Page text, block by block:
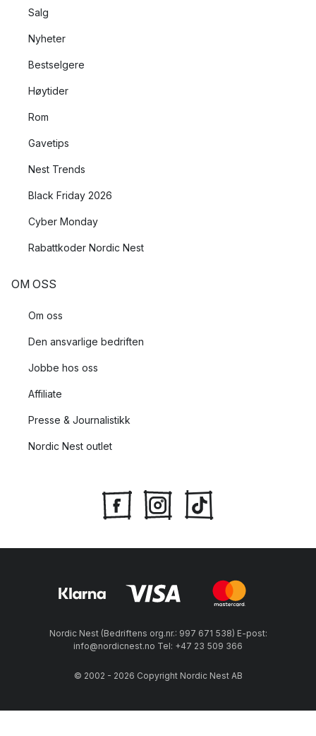
Salg
Nyheter
Bestselgere
Høytider
Rom
Gavetips
Nest Trends
Black Friday 2026
Cyber Monday
Rabattkoder Nordic Nest
OM OSS
Om oss
Den ansvarlige bedriften
Jobbe hos oss
Affiliate
Presse & Journalistikk
Nordic Nest outlet
Nordic Nest (Bedriftens org.nr.: 997 671 538) E-post:
info@nordicnest.no Tel: +47 23 509 366
© 2002 - 2026 Copyright Nordic Nest AB